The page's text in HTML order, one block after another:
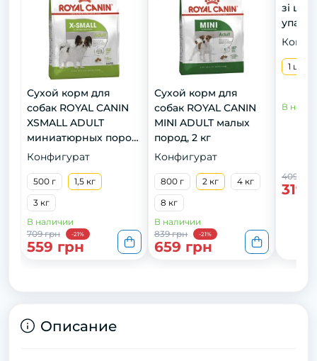
Сухой корм для
собак ROYAL CANIN
XSMALL ADULT
миниатюрных пород,
1,5 кг
Конфигурат
500 г
1,5 кг
3 кг
В наличии
709 грн
-21%
559 грн
Сухой корм для
собак ROYAL CANIN
MINI ADULT малых
пород, 2 кг
Конфигурат
800 г 2 кг
4 кг
8 кг
В наличии
839 грн
-21%
659 грн
зі
1 шт
В
409 грн
319
Описание